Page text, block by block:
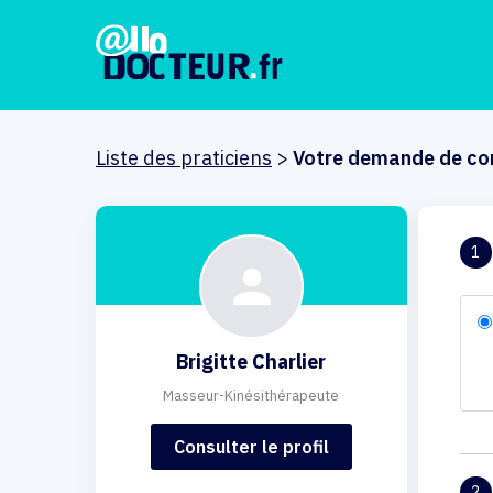
Liste des praticiens > Votre demande de
Brigitte Charlier
Masseur-Kinésithérapeute
Consulter le profil
1